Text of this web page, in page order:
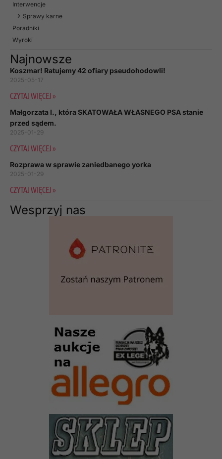
Interwencje
Sprawy karne
Poradniki
Wyroki
Najnowsze
Koszmar! Ratujemy 42 ofiary pseudohodowli!
2025-05-17
CZYTAJ WIĘCEJ »
Małgorzata I., która SKATOWAŁA WŁASNEGO PSA stanie
przed sądem.
2025-01-29
CZYTAJ WIĘCEJ »
Rozprawa w sprawie zaniedbanego yorka
2025-01-29
CZYTAJ WIĘCEJ »
Wesprzyj nas